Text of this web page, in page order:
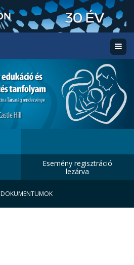
Esemény regisztráció
lezárva
DOKUMENTUMOK